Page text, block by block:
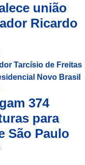
união
Ricardo
374
para
São Paulo